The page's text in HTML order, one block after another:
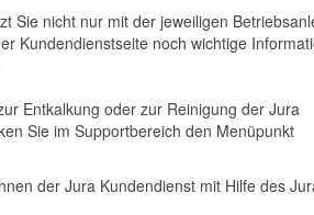
Sie nicht nur mit der jeweiligen
Kundendienstseite noch wichtige
Entkalkung oder zur Reinigung der Jura
Sie im Supportbereich den Menüpunkt
der Jura Kundendienst mit Hilfe des